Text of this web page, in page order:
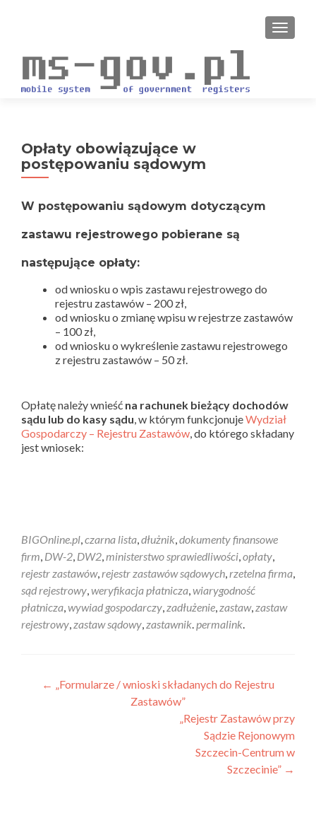
Opłaty obowiązujące w
postępowaniu sądowym
W postępowaniu sądowym dotyczącym
zastawu rejestrowego pobierane są
następujące opłaty:
od wniosku o wpis zastawu rejestrowego do
rejestru zastawów – 200 zł,
od wniosku o zmianę wpisu w rejestrze zastawów
– 100 zł,
od wniosku o wykreślenie zastawu rejestrowego
z rejestru zastawów – 50 zł.
Opłatę należy wnieść na rachunek bieżący dochodów
sądu lub do kasy sądu, w którym funkcjonujeWydział
Gospodarczy – Rejestru Zastawów, do którego składany
jest wniosek:
BIGOnline.pl,czarna lista,dłużnik,dokumenty finansowe
firm, DW-2, DW2,ministerstwo sprawiedliwości,opłaty,
rejestr zastawów,rejestr zastawów sądowych,rzetelna firma,
sąd rejestrowy,weryfikacja płatnicza,wiarygodność
płatnicza,wywiad gospodarczy,zadłużenie,zastaw,zastaw
rejestrowy,zastaw sądowy,zastawnik.permalink.
← „Formularze / wnioski składanych do Rejestru
Zastawów”
„Rejestr Zastawów przy
Sądzie Rejonowym
Szczecin-Centrum w
Szczecinie” →